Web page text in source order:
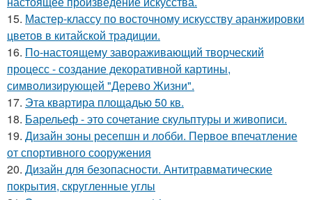
15. Мастер-классу по восточному искусству аранжировки
цветов в китайской традиции.
16. По-настоящему завораживающий творческий
процесс - создание декоративной картины,
символизирующей "Дерево Жизни".
17. Эта квартира площадью 50 кв.
18. Барельеф - это сочетание скульптуры и живописи.
19. Дизайн зоны ресепшн и лобби. Первое впечатление
от спортивного сооружения
20. Дизайн для безопасности. Антитравматические
покрытия, скругленные углы